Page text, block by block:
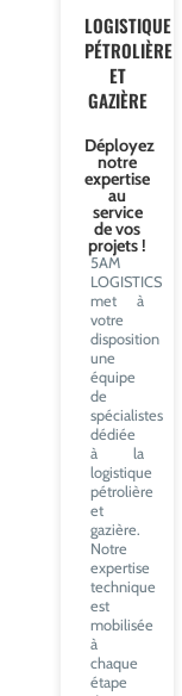
LOGISTIQUE
PÉTROLIÈRE
ET
GAZIÈRE
Déployez
notre
expertise
au
service
de vos
projets !
5AM
LOGISTICS
met à
votre
disposition
une
équipe
de
spécialistes
dédiée
à la
logistique
pétrolière
et
gazière.
Notre
expertise
technique
est
mobilisée
à
chaque
étape
du